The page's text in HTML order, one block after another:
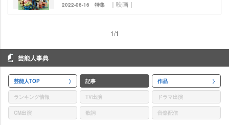
2022-06-16 特集 ｜映画｜
1/1
芸能人事典
芸能人TOP 記事 作品
ランキング情報 TV出演 ドラマ出演
CM出演 歌詞 音楽配信